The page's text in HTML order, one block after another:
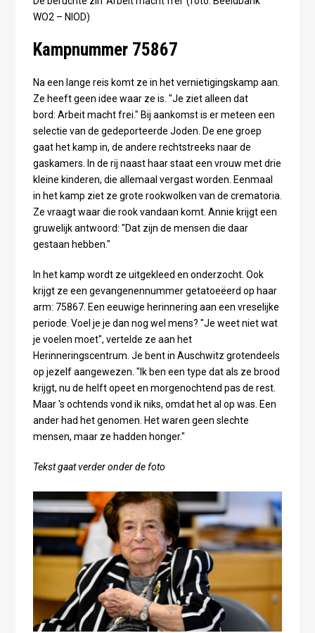
WO2 – NIOD)
Kampnummer 75867
Na een lange reis komt ze in het vernietigingskamp aan.
Ze heeft geen idee waar ze is. "Je ziet alleen dat
bord: Arbeit macht frei." Bij aankomst is er meteen een
selectie van de gedeporteerde Joden. De ene groep
gaat het kamp in, de andere rechtstreeks naar de
gaskamers. In de rij naast haar staat een vrouw met drie
kleine kinderen, die allemaal vergast worden. Eenmaal
in het kamp ziet ze grote rookwolken van de crematoria.
Ze vraagt waar die rook vandaan komt. Annie krijgt een
gruwelijk antwoord: "Dat zijn de mensen die daar
gestaan hebben."
In het kamp wordt ze uitgekleed en onderzocht. Ook
krijgt ze een gevangenennummer getatoeëerd op haar
arm: 75867. Een eeuwige herinnering aan een vreselijke
periode. Voel je je dan nog wel mens? "Je weet niet wat
je voelen moet", vertelde ze aan het
Herinneringscentrum. Je bent in Auschwitz grotendeels
op jezelf aangewezen. "Ik ben een type dat als ze brood
krijgt, nu de helft opeet en morgenochtend pas de rest.
Maar 's ochtends vond ik niks, omdat het al op was. Een
ander had het genomen. Het waren geen slechte
mensen, maar ze hadden honger."
Tekst gaat verder onder de foto